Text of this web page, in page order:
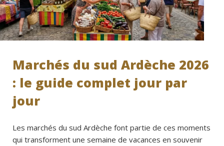
Marchés du sud Ardèche 2026
: le guide complet jour par
jour
Les marchés du sud Ardèche font partie de ces moments
qui transforment une semaine de vacances en souvenir